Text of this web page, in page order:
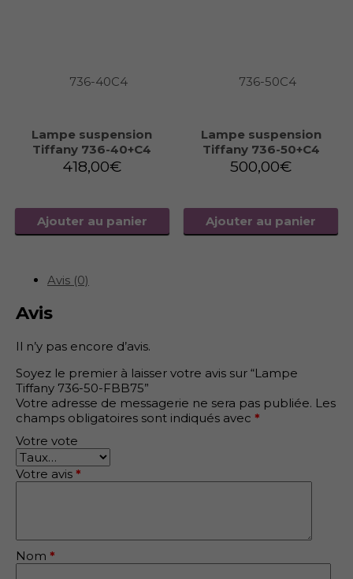
Lampe suspension
Tiffany 736-40+C4
418,00€
Ajouter au panier
Lampe suspension
Tiffany 736-50+C4
500,00€
Ajouter au panier
Avis (0)
Avis
Il n’y pas encore d’avis.
Soyez le premier à laisser votre avis sur “Lampe
Tiffany 736-50-FBB75”
Votre adresse de messagerie ne sera pas publiée. Les
champs obligatoires sont indiqués avec *
Votre vote
Votre avis *
Nom *